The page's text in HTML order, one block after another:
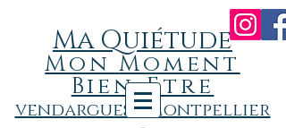
Ma Quiétude
MonMoment
Bien-Etre
vendargues - Montpellier